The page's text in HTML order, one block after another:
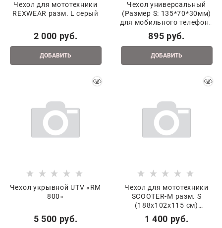
Чехол для мототехники
REXWEAR разм. L серый
2 000 руб.
ДОБАВИТЬ
Чехол универсальный
(Размер S: 135*70*30мм)
для мобильного телефона
(2)
895 руб.
ДОБАВИТЬ
Чехол укрывной UTV «RM
800»
5 500 руб.
Чехол для мототехники
SCOOTER-M разм. S
(188x102x115 см)
серебристый 020084-773-
3582
1 400 руб.